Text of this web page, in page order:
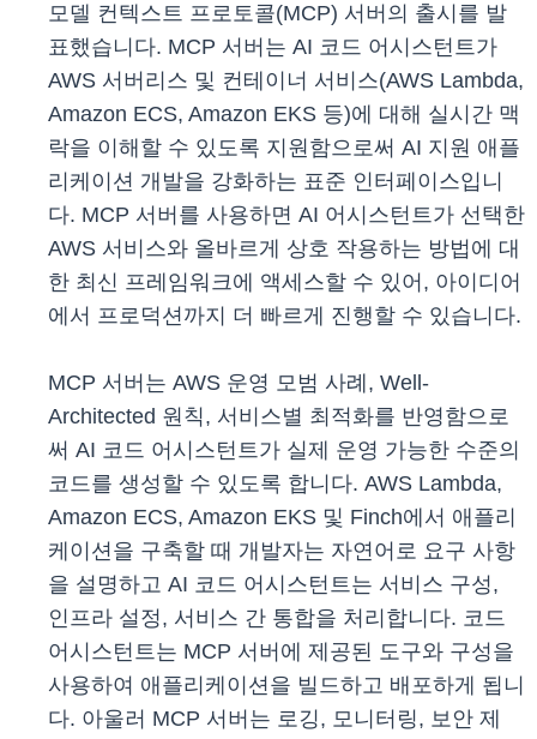
모델 컨텍스트 프로토콜(MCP) 서버의 출시를 발
표했습니다. MCP 서버는 AI 코드 어시스턴트가
AWS 서버리스 및 컨테이너 서비스(AWS Lambda,
Amazon ECS, Amazon EKS 등)에 대해 실시간 맥
락을 이해할 수 있도록 지원함으로써 AI 지원 애플
리케이션 개발을 강화하는 표준 인터페이스입니
다. MCP 서버를 사용하면 AI 어시스턴트가 선택한
AWS 서비스와 올바르게 상호 작용하는 방법에 대
한 최신 프레임워크에 액세스할 수 있어, 아이디어
에서 프로덕션까지 더 빠르게 진행할 수 있습니다.
MCP 서버는 AWS 운영 모범 사례, Well-
Architected 원칙, 서비스별 최적화를 반영함으로
써 AI 코드 어시스턴트가 실제 운영 가능한 수준의
코드를 생성할 수 있도록 합니다. AWS Lambda,
Amazon ECS, Amazon EKS 및 Finch에서 애플리
케이션을 구축할 때 개발자는 자연어로 요구 사항
을 설명하고 AI 코드 어시스턴트는 서비스 구성,
인프라 설정, 서비스 간 통합을 처리합니다. 코드
어시스턴트는 MCP 서버에 제공된 도구와 구성을
사용하여 애플리케이션을 빌드하고 배포하게 됩니
다. 아울러 MCP 서버는 로깅, 모니터링, 보안 제